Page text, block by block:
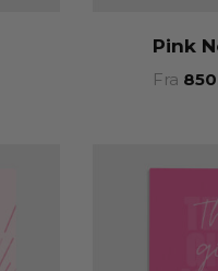
Pink
Fra